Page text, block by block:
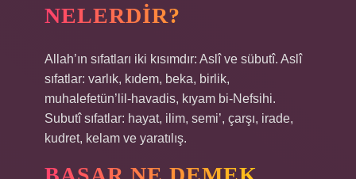
NELERDIR?
Allah’ın sıfatları iki kısımdır: Aslî ve sübutî. Aslî
sıfatlar: varlık, kıdem, beka, birlik,
muhalefetün’lil-havadis, kıyam bi-Nefsihi.
Subutî sıfatlar: hayat, ilim, semi’, çarşı, irade,
kudret, kelam ve yaratılış.